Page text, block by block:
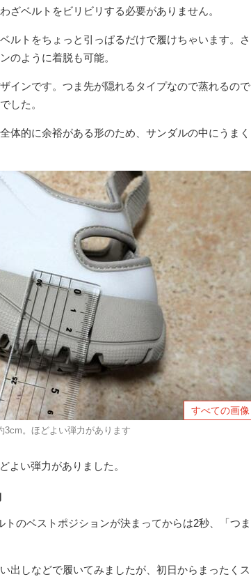
ざベルトをビリビリする必要がありません。
ルトをちょっと引っぱるだけで履けちゃいます。さ
のように着脱も可能。
インです。つま先が隠れるタイプなので蒸れるので
した。
体的に余裕がある形のため、サンダルの中にうまく
すべての画像
3cm。ほどよい弾力があります
よい弾力がありました。
のベストポジションが決まってからは2秒、「つま
出しなどで履いてみましたが、初日からまったくス